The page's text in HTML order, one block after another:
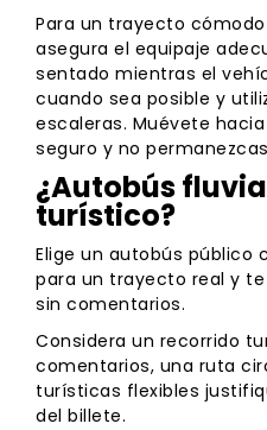
Para un trayecto
asegura el equipaje
sentado mientras el
cuando sea posible y
escaleras. Muévete
seguro y no
¿Autobús
turístico?
Elige un autobús público
para un trayecto real y
sin comentarios.
Considera un recorrido
comentarios, una ruta
turísticas flexibles
del billete.